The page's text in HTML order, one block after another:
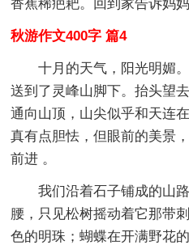
香蕉稀疤耙。回到家告诉妈
秋游作文400字 篇4
十月的天气，阳光明媚
送到了灵峰山脚下。抬头望
通向山顶，山尖似乎和天连
真有点胆怯，但眼前的美景
前进 。
我们沿着石子铺成的山
腰，只见松树摇动着它那带
色的明珠；蝴蝶在开满野花